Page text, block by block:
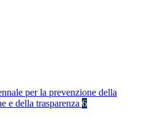
per la prevenzione della
e della trasparenza 6